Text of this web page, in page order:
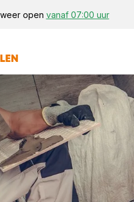
open vanaf 07:00 uur